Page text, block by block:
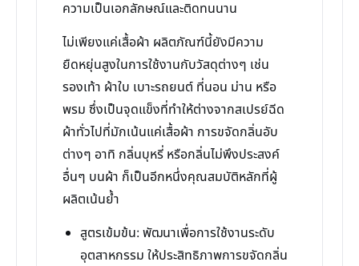
ความเป็นเอกลักษณ์และติดทนนาน
ไม่เพียงแค่เสื้อผ้า ผลิตภัณฑ์นี้ยังมีความ
ยืดหยุ่นสูงในการใช้งานกับวัสดุต่างๆ เช่น
รองเท้า ผ้าใบ เบาะรถยนต์ ที่นอน ม่าน หรือ
พรม ซึ่งเป็นจุดแข็งที่ทำให้ต่างจากสเปรย์ฉีด
ผ้าทั่วไปที่มักเน้นแค่เสื้อผ้า การขจัดกลิ่นอับ
ต่างๆ อาทิ กลิ่นบุหรี่ หรือกลิ่นไม่พึงประสงค์
อื่นๆ บนผ้า ก็เป็นอีกหนึ่งคุณสมบัติหลักที่ผู้
ผลิตเน้นย้ำ
สูตรเข้มข้น: พัฒนาเพื่อการใช้งานระดับ
อุตสาหกรรม ให้ประสิทธิภาพการขจัดกลิ่น